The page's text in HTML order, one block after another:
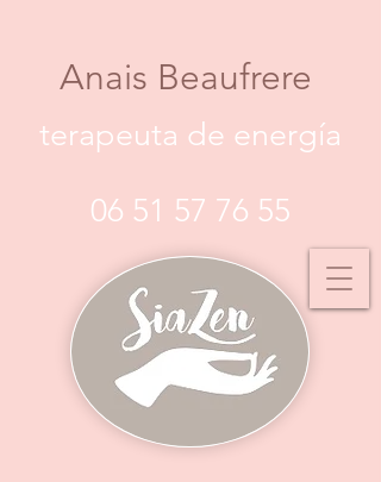
Anais Beaufrere
terapeuta de energía
06 51 57 76 55